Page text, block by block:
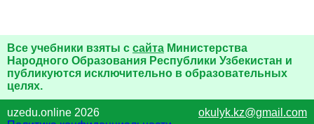
Все учебники взяты с сайта Министерства
Народного Образования Республики Узбекистан и
публикуются исключительно в образовательных
целях.
uzedu.online 2026
okulyk.kz@gmail.com